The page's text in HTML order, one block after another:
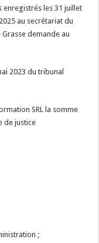
les 31 juillet
au secrétariat du
Grasse demande au
2023 du tribunal
SRL la somme
de justice
;